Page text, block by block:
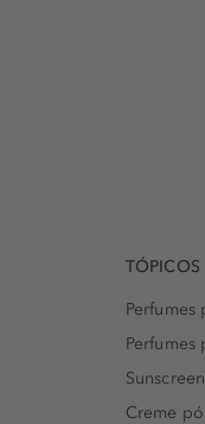
TÓPICOS
Perfumes
Perfumes
Sunscreen
Creme